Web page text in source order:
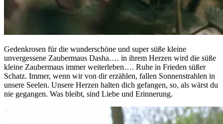
Gedenkrosen für die wunderschöne und super süße kleine
unvergessene Zaubermaus Dasha…. in ihrem Herzen wird die süße
kleine Zaubermaus immer weiterleben…. Ruhe in Frieden süßer
Schatz. Immer, wenn wir von dir erzählen, fallen Sonnenstrahlen in
unsere Seelen. Unsere Herzen halten dich gefangen, so, als wärst du
nie gegangen. Was bleibt, sind Liebe und Erinnerung.